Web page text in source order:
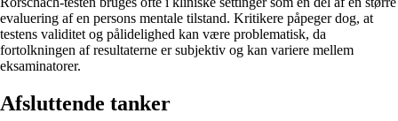
evaluering af en persons mentale tilstand. Kritikere påpeger dog, at
testens validitet og pålidelighed kan være problematisk, da
fortolkningen af resultaterne er subjektiv og kan variere mellem
eksaminatorer.
Afsluttende tanker